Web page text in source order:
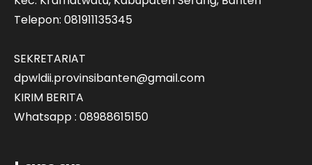
Telepon: 081911135345
SEKRETARIAT
dpwldii.provinsibanten@gmail.com
KIRIM BERITA
Whatsapp : 08988615150